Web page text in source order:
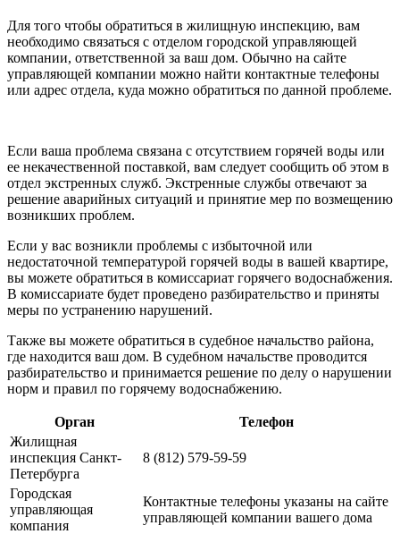
Для того чтобы обратиться в жилищную инспекцию, вам
необходимо связаться с отделом городской управляющей
компании, ответственной за ваш дом. Обычно на сайте
управляющей компании можно найти контактные телефоны
или адрес отдела, куда можно обратиться по данной проблеме.
Если ваша проблема связана с отсутствием горячей воды или
ее некачественной поставкой, вам следует сообщить об этом в
отдел экстренных служб. Экстренные службы отвечают за
решение аварийных ситуаций и принятие мер по возмещению
возникших проблем.
Если у вас возникли проблемы с избыточной или
недостаточной температурой горячей воды в вашей квартире,
вы можете обратиться в комиссариат горячего водоснабжения.
В комиссариате будет проведено разбирательство и приняты
меры по устранению нарушений.
Также вы можете обратиться в судебное начальство района,
где находится ваш дом. В судебном начальстве проводится
разбирательство и принимается решение по делу о нарушении
норм и правил по горячему водоснабжению.
Орган
Телефон
Жилищная
инспекция Санкт-
Петербурга
8 (812) 579-59-59
Городская
управляющая
компания
Контактные телефоны указаны на сайте
управляющей компании вашего дома